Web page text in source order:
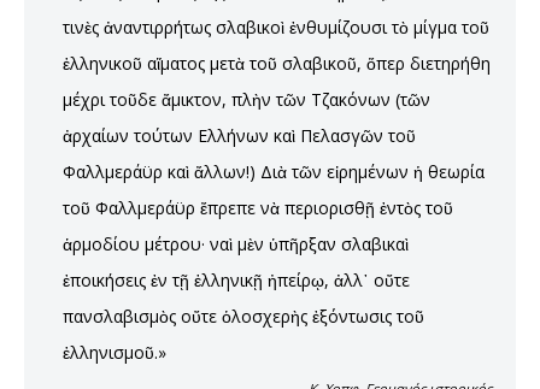
τινὲς ἀναντιρρήτως σλαβικοὶ ἐνθυμίζουσι τὸ μίγμα τοῦ
ἑλληνικοῦ αἵματος μετὰ τοῦ σλαβικοῦ, ὅπερ διετηρήθη
μέχρι τοῦδε ἄμικτον, πλὴν τῶν Τζακόνων (τῶν
ἀρχαίων τούτων Ελλήνων καὶ Πελασγῶν τοῦ
Φαλλμεράϋρ καὶ ἄλλων!) Διὰ τῶν εἰρημένων ἡ θεωρία
τοῦ Φαλλμεράϋρ ἔπρεπε νὰ περιορισθῇ ἐντὸς τοῦ
ἁρμοδίου μέτρου· ναὶ μὲν ὑπῆρξαν σλαβικαὶ
ἐποικήσεις ἐν τῇ ἑλληνικῇ ἠπείρῳ, ἀλλ᾽ οὔτε
πανσλαβισμὸς οὔτε ὁλοσχερὴς ἐξόντωσις τοῦ
ἑλληνισμοῦ.»